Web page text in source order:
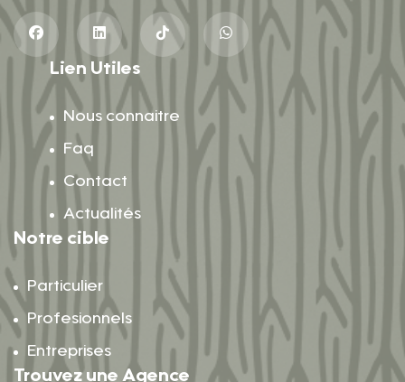
Lien Utiles
Nous connaitre
Faq
Contact
Actualités
Notre cible
Particulier
Profesionnels
Entreprises
Trouvez une Agence